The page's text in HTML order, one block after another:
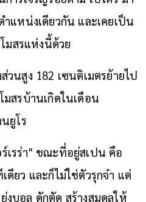
ำแหน่งเดียวกัน และเคยเป็น
มสรแห่งนี้ด้วย
วนสูง 182 เซนติเมตรย้ายไป
มสรบ้านเกิดในเดือน
ยูโร
เรร่า" ขณะที่อยู่สเปน คือ
ดียว และก็ไม่ใช่ตัวรุกจ๋า แต่
บอล ดักตัด สร้างสมดุลให้